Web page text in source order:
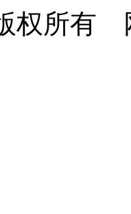
权所有